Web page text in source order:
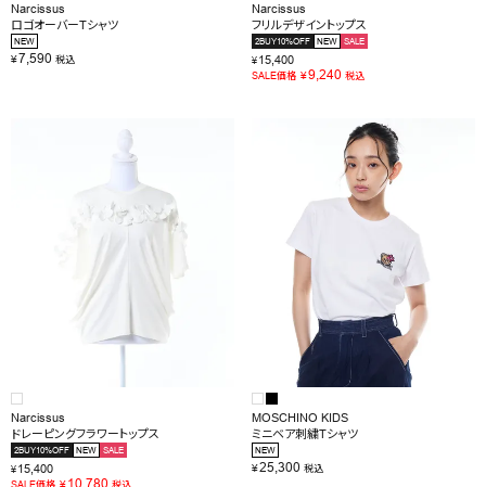
Narcissus
ロゴオーバーTシャツ
NEW
¥7,590 税込
Narcissus
フリルデザイントップス
2BUY10%OFF NEW SALE
¥15,400
SALE価格 ¥9,240 税込
Narcissus
ドレーピングフラワートップス
2BUY10%OFF NEW SALE
¥15,400
SALE価格 ¥10,780 税込
MOSCHINO KIDS
ミニベア刺繍Tシャツ
NEW
¥25,300 税込